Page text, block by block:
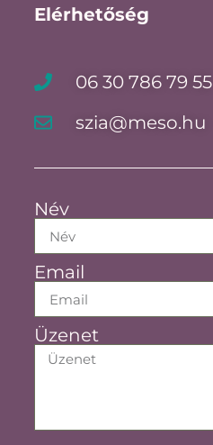
Elérhetőség
06 30 786 79 55
szia@meso.hu
Név
Email
Üzenet